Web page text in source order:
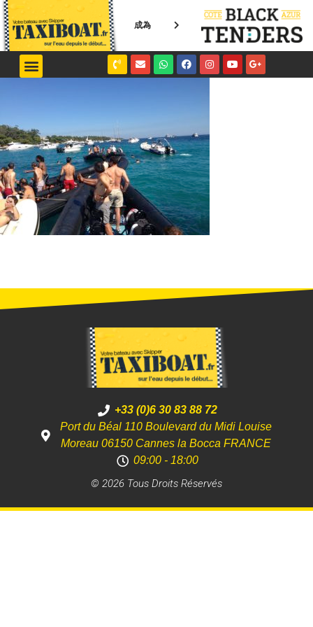
成為
+33 (0)6 30 83 88 72
Port du Béal 110 Boulevard du Midi Louise
Moreau 06150 Cannes la Bocca FRANCE
09:00 - 18:00
© 2026 Tous Droits Réservés